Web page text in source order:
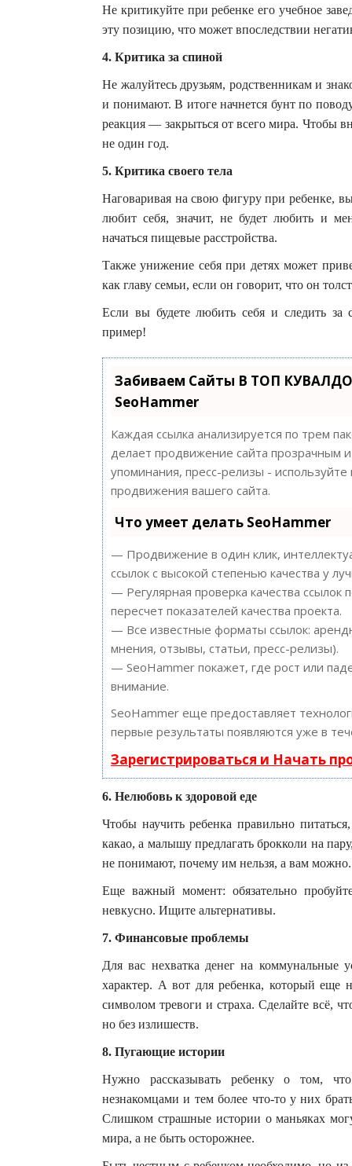
Не критикуйте при ребенке его учебное
эту позицию, что может впоследствии
4. Критика за спиной
Не жалуйтесь друзьям, родственникам и
и понимают. В итоге начнется бунт по
реакция — закрыться от всего мира. Чтобы
не один год.
5. Критика своего тела
Наговаривая на свою фигуру при ребенке,
любит себя, значит, не будет любить и
начаться пищевые расстройства.
Также унижение себя при детях может
как главу семьи, если он говорит, что он
Если вы будете любить себя и следить
пример!
Забиваем Сайты В ТОП
SeoHammer
Каждая ссылка анализируется по трем
делает продвижение сайта прозрачным
упоминания, пресс-релизы -
продвижения вашего сайта.
Что умеет делать SeoHammer
— Продвижение в один клик,
ссылок с высокой степенью качества у
— Регулярная проверка качества
пересчет показателей качества проекта.
— Все известные форматы ссылок:
мнения, отзывы, статьи, пресс-релизы).
— SeoHammer покажет, где рост или
внимание.
SeoHammer еще предоставляет
первые результаты появляются уже в
Зарегистрироваться и Начать
6. Нелюбовь к здоровой еде
Чтобы научить ребенка правильно
какао, а малышу предлагать брокколи на
не понимают, почему им нельзя, а вам можно.
Еще важный момент: обязательно
невкусно. Ищите альтернативы.
7. Финансовые проблемы
Для вас нехватка денег на коммунальные
характер. А вот для ребенка, который еще
символом тревоги и страха. Сделайте всё,
но без излишеств.
8. Пугающие истории
Нужно рассказывать ребенку о том,
незнакомцами и тем более что-то у них
Слишком страшные истории о маньяках
мира, а не быть осторожнее.